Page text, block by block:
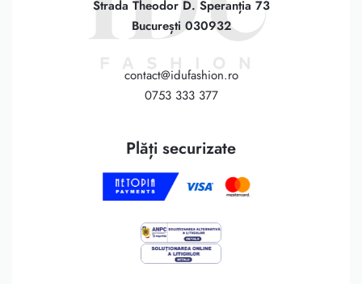
Strada Theodor D. Speranția 73
București 030932
contact@idufashion.ro
0753 333 377
Plăți securizate